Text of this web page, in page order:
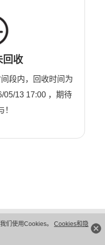
们使用Cookies。 Cookies和隐
回收
段内，回收时间为
13 17:00 ，期待
！
律声明